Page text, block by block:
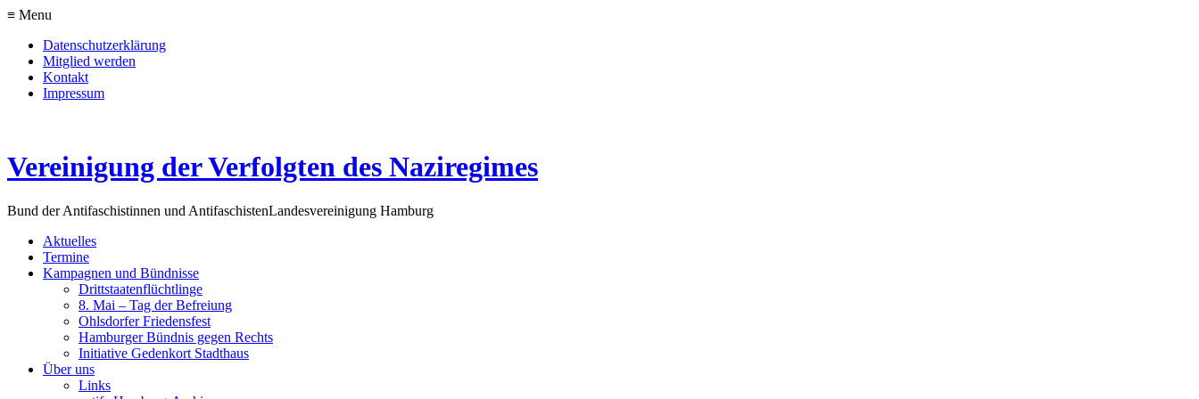
≡ Menu
Datenschutzerklärung
Mitglied werden
Kontakt
Impressum
Vereinigung der Verfolgten des Naziregimes
Bund der Antifaschistinnen und AntifaschistenLandesvereinigung Hamburg
Aktuelles
Termine
Kampagnen und Bündnisse
Drittstaatenflüchtlinge
8. Mai – Tag der Befreiung
Ohlsdorfer Friedensfest
Hamburger Bündnis gegen Rechts
Initiative Gedenkort Stadthaus
Über uns
Links